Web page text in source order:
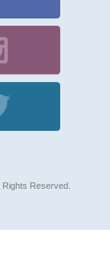
Reserved.